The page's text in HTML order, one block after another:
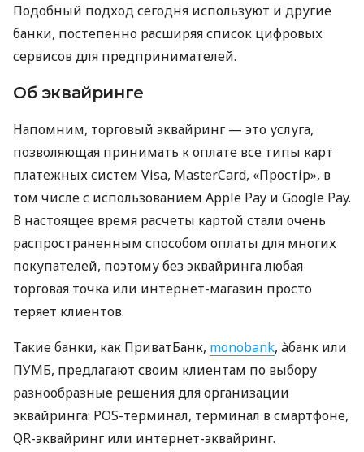
Подобный подход сегодня используют и другие
банки, постепенно расширяя список цифровых
сервисов для предпринимателей.
Об эквайринге
Напомним, торговый эквайринг — это услуга,
позволяющая принимать к оплате все типы карт
платежных систем Visa, MasterCard, «Простір», в
том числе с использованием Apple Pay и Google Pay.
В настоящее время расчеты картой стали очень
распространенным способом оплаты для многих
покупателей, поэтому без эквайринга любая
торговая точка или интернет-магазин просто
теряет клиентов.
Такие банки, как ПриватБанк, monobank, àбанк или
ПУМБ, предлагают своим клиентам по выбору
разнообразные решения для организации
эквайринга: POS-терминал, терминал в смартфоне,
QR-эквайринг или интернет-эквайринг.